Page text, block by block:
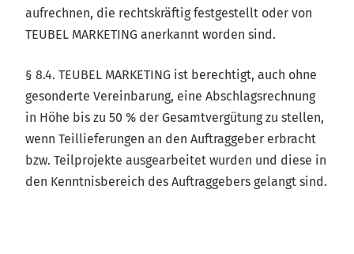
aufrechnen, die rechtskräftig festgestellt oder von
TEUBEL MARKETING anerkannt worden sind.
§ 8.4. TEUBEL MARKETING ist berechtigt, auch ohne
gesonderte Vereinbarung, eine Abschlagsrechnung
in Höhe bis zu 50 % der Gesamtvergütung zu stellen,
wenn Teillieferungen an den Auftraggeber erbracht
bzw. Teilprojekte ausgearbeitet wurden und diese in
den Kenntnisbereich des Auftraggebers gelangt sind.